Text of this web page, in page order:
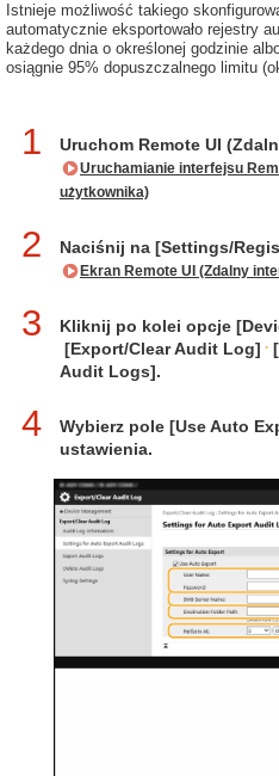
Istnieje możliwość takiego
automatycznie eksportowało rejestry
każdego dnia o określonej godzinie
osiągnie 95% dopuszczalnego limitu
1 Uruchom Remote UI
Uruchamianie interfejsu
użytkownika)
2 Naciśnij na [Settings/
Ekran Remote UI (Zdalny
3
Kliknij po kolei opcje
[Export/Clear Audit Log]
Audit Logs].
4
Wybierz pole [Use Auto
ustawienia.